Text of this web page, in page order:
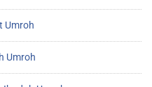
Umroh
Umroh